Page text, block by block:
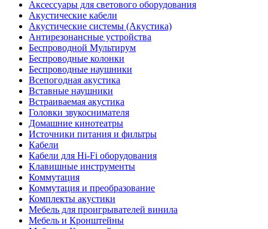
Аксессуары для светового оборудования
Акустические кабели
Акустические системы (Акустика)
Антирезонансные устройства
Беспроводной Мультирум
Беспроводные колонки
Беспроводные наушники
Всепогодная акустика
Вставные наушники
Встраиваемая акустика
Головки звукоснимателя
Домашние кинотеатры
Источники питания и фильтры
Кабели
Кабели для Hi-Fi оборудования
Клавишные инструменты
Коммутация
Коммутация и преобразование
Комплекты акустики
Мебель для проигрывателей винила
Мебель и Кронштейны